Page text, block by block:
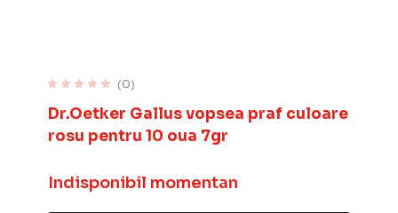
(0)
Dr.Oetker Gallus vopsea praf culoare
rosu pentru 10 oua 7gr
Indisponibil momentan